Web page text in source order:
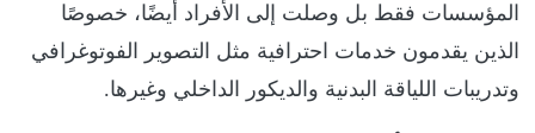
المؤسسات فقط بل وصلت إلى الأفراد أيضًا، خصوصًا
الذين يقدمون خدمات احترافية مثل التصوير الفوتوغرافي
وتدريبات اللياقة البدنية والديكور الداخلي وغيرها.